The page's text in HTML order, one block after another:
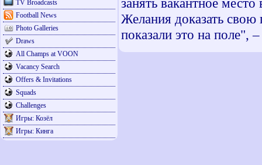
TV Broadcasts
Football News
Photo Galleries
Draws
All Champs at VOON
Vacancy Search
Offers & Invitations
Squads
Challenges
Игры: Козёл
Игры: Кинга
Желания доказать свою
показали это на поле",